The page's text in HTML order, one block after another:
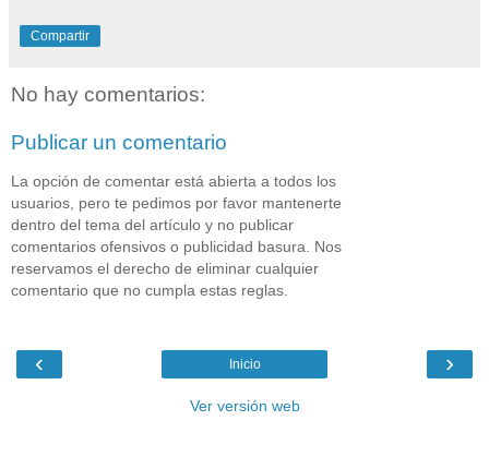
Compartir
No hay comentarios:
Publicar un comentario
La opción de comentar está abierta a todos los
usuarios, pero te pedimos por favor mantenerte
dentro del tema del artículo y no publicar
comentarios ofensivos o publicidad basura. Nos
reservamos el derecho de eliminar cualquier
comentario que no cumpla estas reglas.
‹ ›
Inicio
Ver versión web